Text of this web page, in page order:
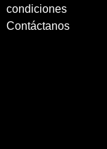
condiciones
Contáctanos